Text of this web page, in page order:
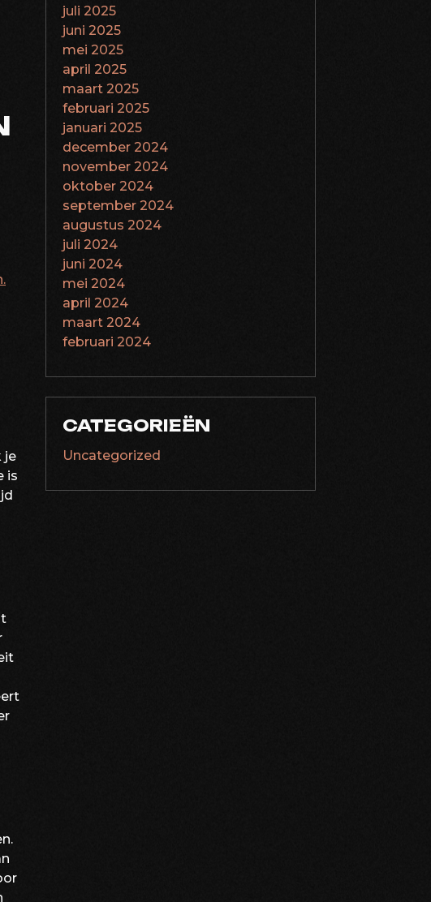
je
is
juli 2025
juni 2025
mei 2025
april 2025
maart 2025
februari 2025
januari 2025
december 2024
november 2024
oktober 2024
september 2024
augustus 2024
juli 2024
juni 2024
mei 2024
april 2024
maart 2024
februari 2024
CATEGORIEËN
Uncategorized